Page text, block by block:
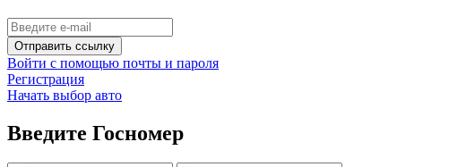
Отправить ссылку
Войти с помощью почты и пароля
Регистрация
Начать выбор авто
Введите Госномер